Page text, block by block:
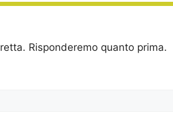
Risponderemo quanto prima.